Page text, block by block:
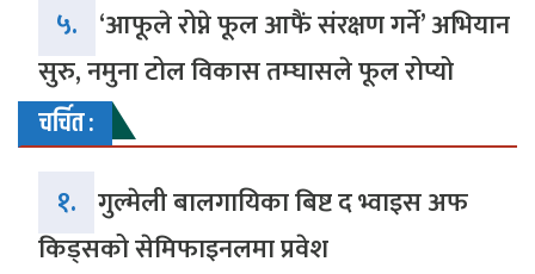
५. ‘आफूले रोप्ने फूल आफैं संरक्षण गर्ने’ अभियान
सुरु, नमुना टोल विकास तम्घासले फूल रोप्यो
चर्चित :
१. गुल्मेली बालगायिका बिष्ट द भ्वाइस अफ
किड्सको सेमिफाइनलमा प्रवेश